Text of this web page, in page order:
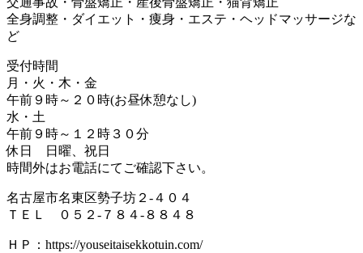
全身調整・ダイエット・痩身・エステ・ヘッドマッサージな
ど
受付時間
月・火・木・金
午前９時～２０時(お昼休憩なし)
水・土
午前９時～１２時３０分
休日 日曜、祝日
時間外はお電話にてご確認下さい。
名古屋市名東区勢子坊２-４０４
ＴＥＬ ０５２-７８４-８８４８
ＨＰ：https://youseitaisekkotuin.com/